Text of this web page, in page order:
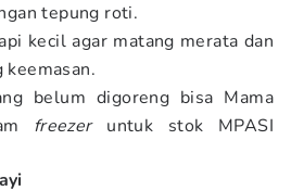
tepung roti.
kecil agar matang merata dan
keemasan.
belum digoreng bisa Mama
freezeruntuk stok MPASI